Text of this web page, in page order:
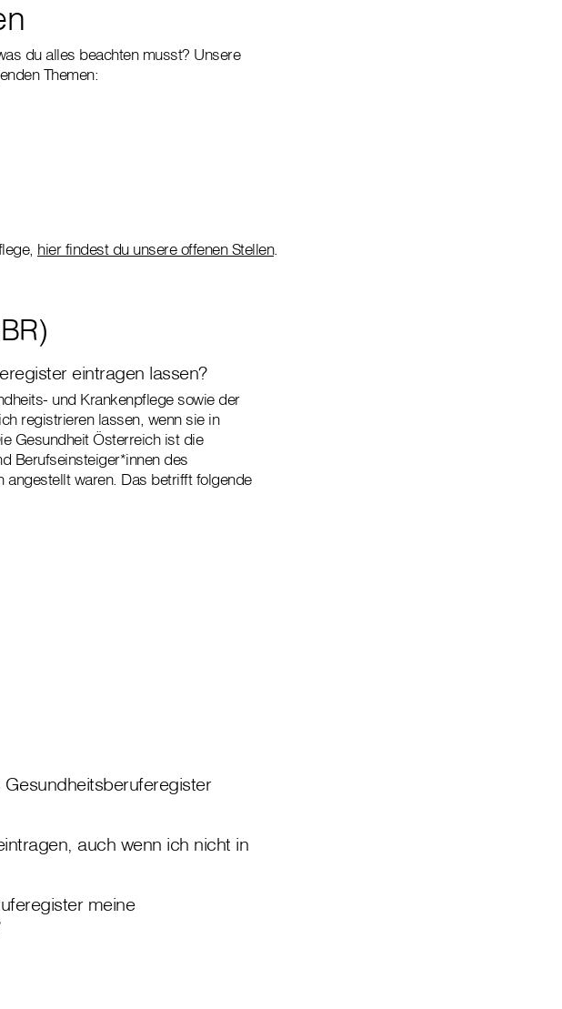
du alles beachten musst? Unsere
Themen:
hier findest du unsere offenen Stellen.
eintragen lassen?
und Krankenpflege sowie der
registrieren lassen, wenn sie in
Gesundheit Österreich ist die
Berufseinsteiger*innen des
waren. Das betrifft folgende
auch wenn ich nicht in
meine